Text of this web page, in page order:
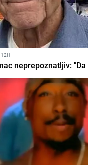
12H
neprepoznatljiv: